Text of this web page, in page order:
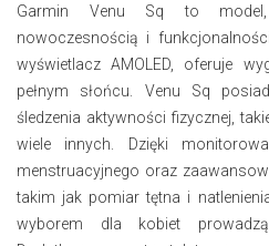
Garmin Venu Sq to
nowoczesnością i
wyświetlacz AMOLED, oferuje
pełnym słońcu. Venu Sq
śledzenia aktywności fizycznej,
wiele innych. Dzięki
menstruacyjnego oraz
takim jak pomiar tętna i
wyborem dla kobiet